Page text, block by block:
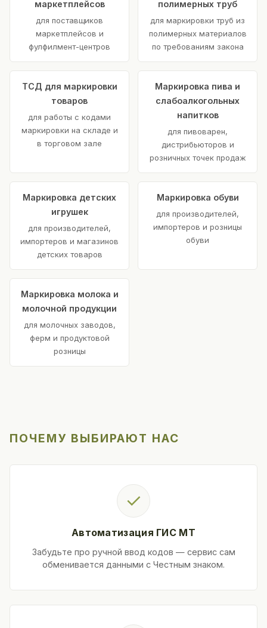
маркетплейсов
для поставщиков
маркетплейсов и
фулфилмент-центров
полимерных труб
для маркировки труб из
полимерных материалов
по требованиям закона
ТСД для маркировки
товаров
для работы с кодами
маркировки на складе и
в торговом зале
Маркировка пива и
слабоалкогольных
напитков
для пивоварен,
дистрибьюторов и
розничных точек продаж
Маркировка детских
игрушек
для производителей,
импортеров и магазинов
детских товаров
Маркировка обуви
для производителей,
импортеров и розницы
обуви
Маркировка молока и
молочной продукции
для молочных заводов,
ферм и продуктовой
розницы
ПОЧЕМУ ВЫБИРАЮТ НАС
✓
Автоматизация ГИС МТ
Забудьте про ручной ввод кодов — сервис сам
обменивается данными с Честным знаком.